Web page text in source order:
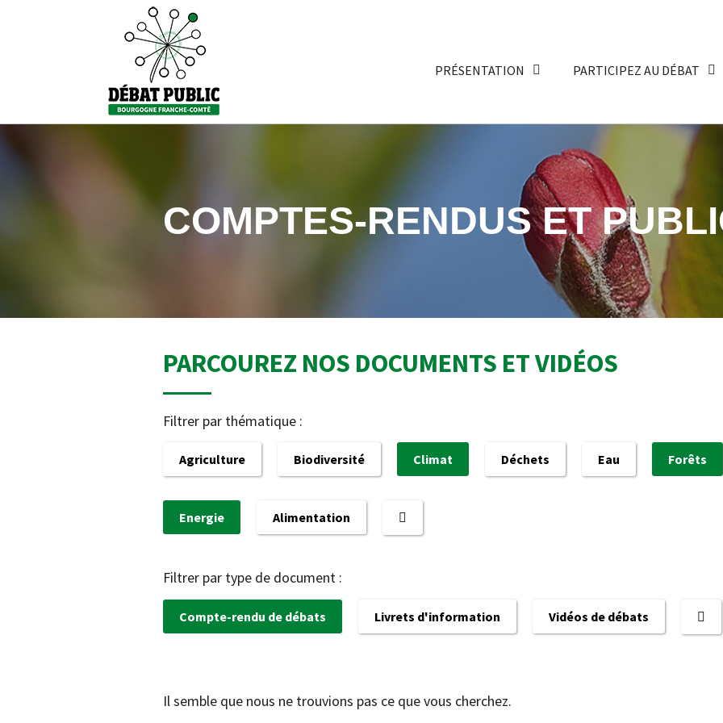
PRÉSENTATION PARTICIPEZ AU DÉBAT
COMPTES-RENDUS ET
PARCOUREZ NOS DOCUMENTS ET VIDÉOS
Filtrer par thématique :
Agriculture Biodiversité Climat Déchets Eau Forêts
Energie Alimentation
Filtrer par type de document :
Compte-rendu de débats Livrets d'information Vidéos de débats
Il semble que nous ne trouvions pas ce que vous cherchez.